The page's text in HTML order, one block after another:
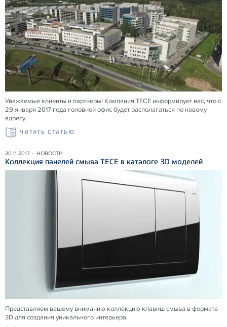
Уважаемые клиенты и партнеры! Компания TECE информирует вас, что с
29 января 2017 года головной офис будет располагаться по новому
адресу.
ЧИТАТЬ СТАТЬЮ
30.11.2017 – НОВОСТИ
Коллекция панелей смыва ТЕСЕ в каталоге 3D моделей
Представляем вашему вниманию коллекцию клавиш смыва в формате
3D для создания уникального интерьера.